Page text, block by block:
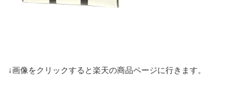
↓画像をクリックすると楽天の商品ページに行きます。